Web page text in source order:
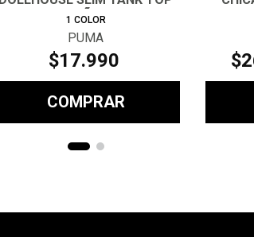
NIÑA
1 COLOR
PUMA
$17.990
COMPRAR
$